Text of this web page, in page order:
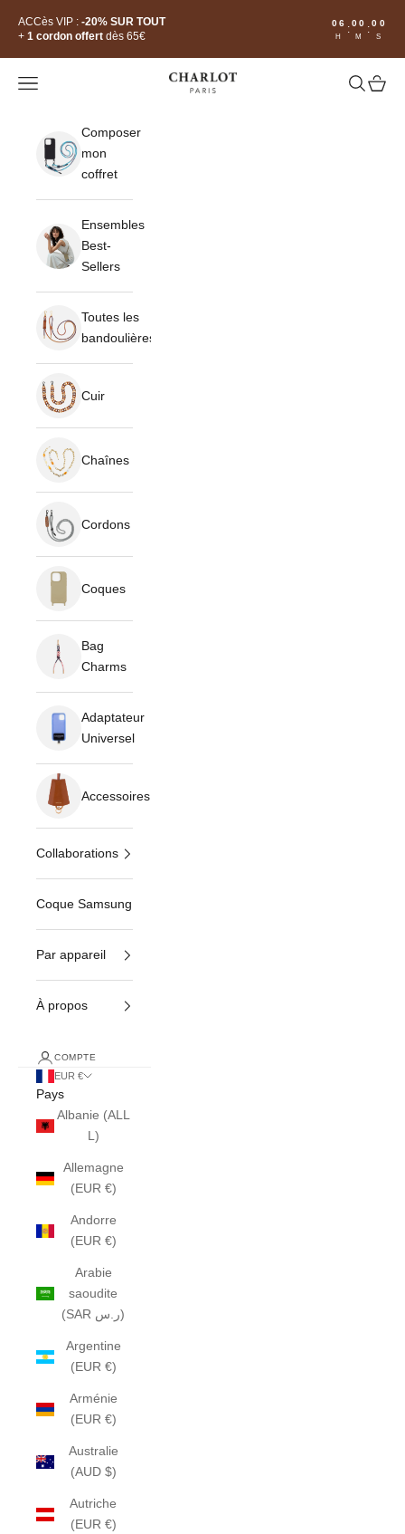
ACCès VIP : -20% SUR TOUT
+ 1 cordon offert dès 65€
06
H
:00
M
:00
S
CHARLOT · Paris
Ouvrir la navigation Ouvrir la
Voir
Composer
mon
coffret
Ensembles
Best-
Sellers
Toutes les
bandoulières
Cuir
Chaînes
Cordons
Coques
Bag
Charms
Adaptateur
Universel
Accessoires
Collaborations
Coque Samsung
Par appareil
À propos
COMPTE
EUR €
Pays
Albanie (ALL
L)
Allemagne
(EUR €)
Andorre
(EUR €)
Arabie
saoudite
(SAR ر.س)
Argentine
(EUR €)
Arménie
(EUR €)
Australie
(AUD $)
Autriche
(EUR €)